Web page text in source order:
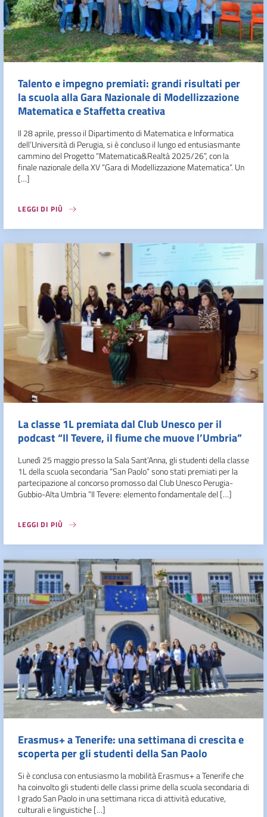
Talento e impegno premiati: grandi risultati per
la scuola alla Gara Nazionale di Modellizzazione
Matematica e Staffetta creativa
Il 28 aprile, presso il Dipartimento di Matematica e Informatica
dell’Università di Perugia, si è concluso il lungo ed entusiasmante
cammino del Progetto “Matematica&Realtà 2025/26”, con la
finale nazionale della XV “Gara di Modellizzazione Matematica”. Un
[…]
LEGGI DI PIÙ
La classe 1L premiata dal Club Unesco per il
podcast “Il Tevere, il fiume che muove l’Umbria”
Lunedì 25 maggio presso la Sala Sant’Anna, gli studenti della classe
1L della scuola secondaria “San Paolo” sono stati premiati per la
partecipazione al concorso promosso dal Club Unesco Perugia-
Gubbio-Alta Umbria “Il Tevere: elemento fondamentale del […]
LEGGI DI PIÙ
Erasmus+ a Tenerife: una settimana di crescita e
scoperta per gli studenti della San Paolo
Si è conclusa con entusiasmo la mobilità Erasmus+ a Tenerife che
ha coinvolto gli studenti delle classi prime della scuola secondaria di
I grado San Paolo in una settimana ricca di attività educative,
culturali e linguistiche […]